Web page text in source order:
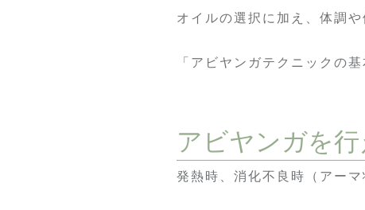
オイルの選択に加え、体調
「アビヤンガテクニックの
アビヤンガを
発熱時、消化不良時（アー